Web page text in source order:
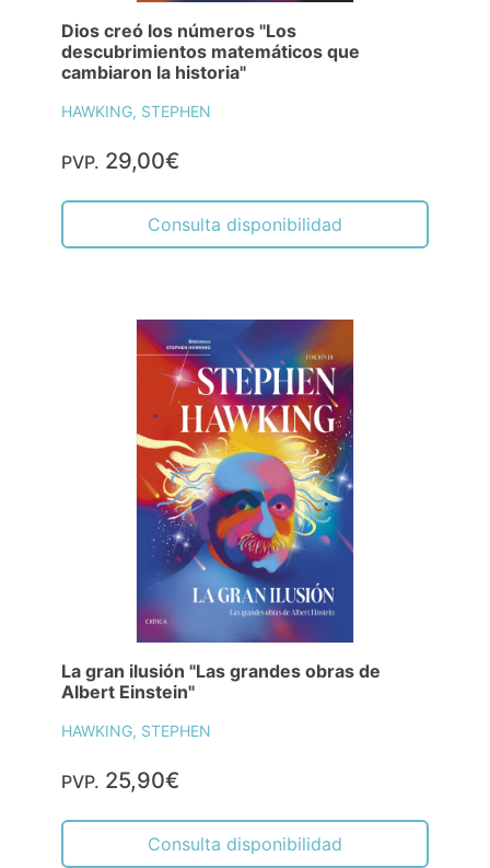
Dios creó los números "Los
descubrimientos matemáticos que
cambiaron la historia"
HAWKING, STEPHEN
PVP. 29,00€
Consulta disponibilidad
La gran ilusión "Las grandes obras de
Albert Einstein"
HAWKING, STEPHEN
PVP. 25,90€
Consulta disponibilidad